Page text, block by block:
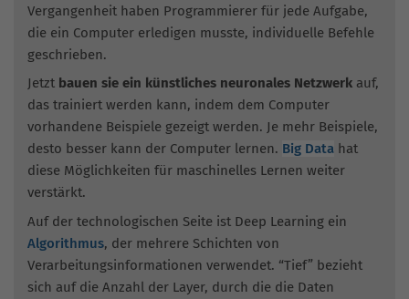
Vergangenheit haben Programmierer für jede Aufgabe,
die ein Computer erledigen musste, individuelle Befehle
geschrieben.
Jetzt bauen sie ein künstliches neuronales Netzwerk auf,
das trainiert werden kann, indem dem Computer
vorhandene Beispiele gezeigt werden. Je mehr Beispiele,
desto besser kann der Computer lernen. Big Data hat
diese Möglichkeiten für maschinelles Lernen weiter
verstärkt.
Auf der technologischen Seite ist Deep Learning ein
Algorithmus, der mehrere Schichten von
Verarbeitungsinformationen verwendet. “Tief” bezieht
sich auf die Anzahl der Layer, durch die die Daten